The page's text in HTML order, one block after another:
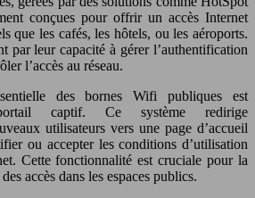
conçues pour offrir un accès Internet
que les cafés, les hôtels, ou les aéroports.
par leur capacité à gérer l’authentification
l’accès au réseau.
des bornes Wifi publiques est
captif. Ce système redirige
utilisateurs vers une page d’accueil
ou accepter les conditions d’utilisation
Cette fonctionnalité est cruciale pour la
accès dans les espaces publics.